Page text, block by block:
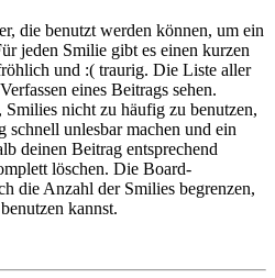
die benutzt werden können, um ein
jeden Smilie gibt es einen kurzen
und :( traurig. Die Liste aller
eines Beitrags sehen.
Smilies nicht zu häufig zu benutzen,
schnell unlesbar machen und ein
deinen Beitrag entsprechend
löschen. Die Board-
die Anzahl der Smilies begrenzen,
kannst.